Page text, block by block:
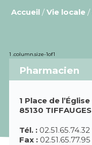
Accueil /Vie locale /
Pharmacien
1 Place de l’Église
85130 TIFFAUGES
Tél. :02.51.65.74.32
Fax :02.51.65.77.95